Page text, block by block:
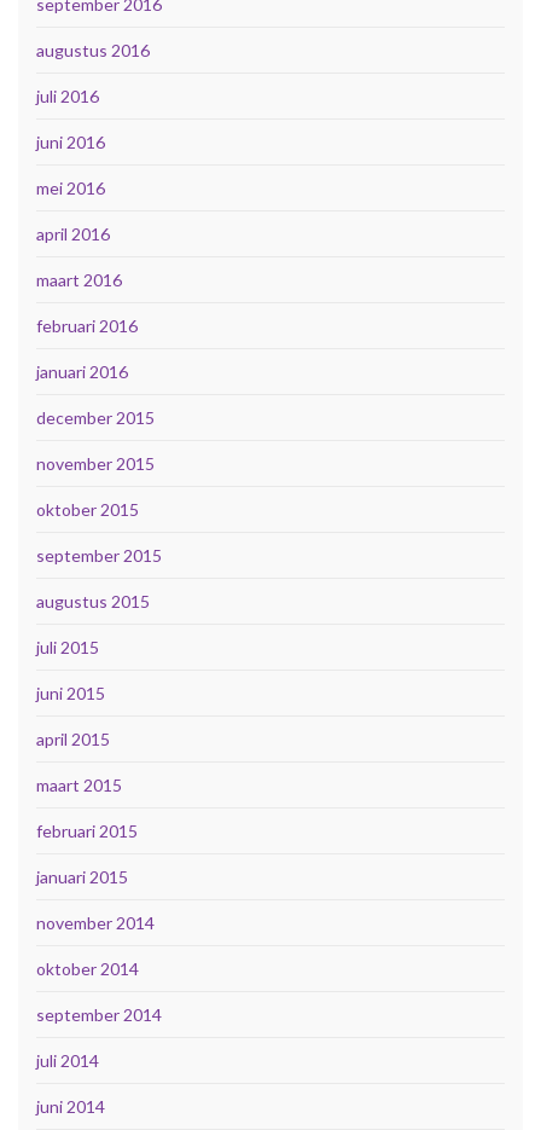
september 2016
augustus 2016
juli 2016
juni 2016
mei 2016
april 2016
maart 2016
februari 2016
januari 2016
december 2015
november 2015
oktober 2015
september 2015
augustus 2015
juli 2015
juni 2015
april 2015
maart 2015
februari 2015
januari 2015
november 2014
oktober 2014
september 2014
juli 2014
juni 2014